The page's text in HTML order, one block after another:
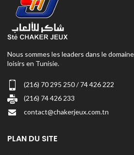
Nous sommes les leaders dans le
loisirs en Tunisie.
(216) 70 295 250 / 74 426 222
(216) 74 426 233
contact@chakerjeux.com.tn
PLAN DU SITE